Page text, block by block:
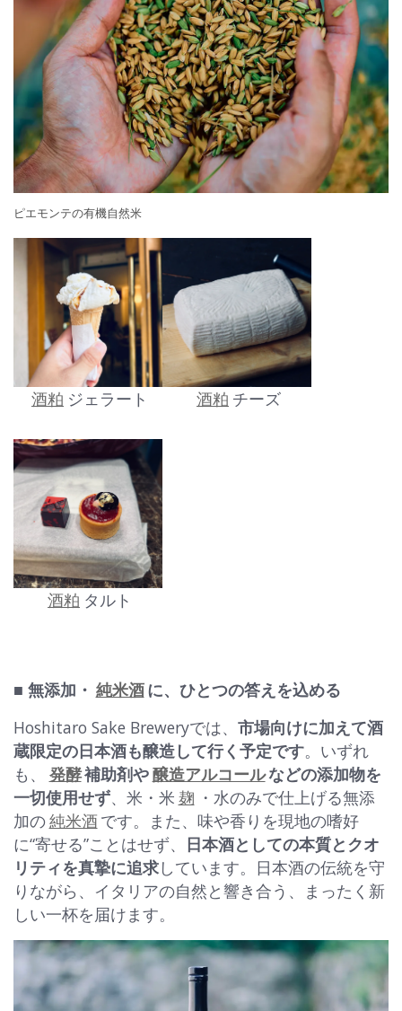
ピエモンテの有機自然米
酒粕 ジェラート 酒粕 チーズ
酒粕 タルト
■ 無添加・ 純米酒に、ひとつの答えを込める
Hoshitaro Sake Breweryでは、 市場向けに加えて酒
蔵限定の日本酒も醸造して行く予定です。いずれ
も、
発酵補助剤や醸造アルコールなどの添加物を
一切使用せず、米・米 麹 ・水のみで仕上げる無添
加の純米酒 です。また、味や香りを現地の嗜好
に“寄せる”ことはせず、
日本酒としての本質とクオ
リティを真摯に追求しています。日本酒の伝統を守
りながら、イタリアの自然と響き合う、まったく新
しい一杯を届けます。